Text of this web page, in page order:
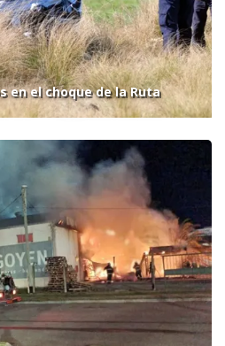
en el choque de la Ruta